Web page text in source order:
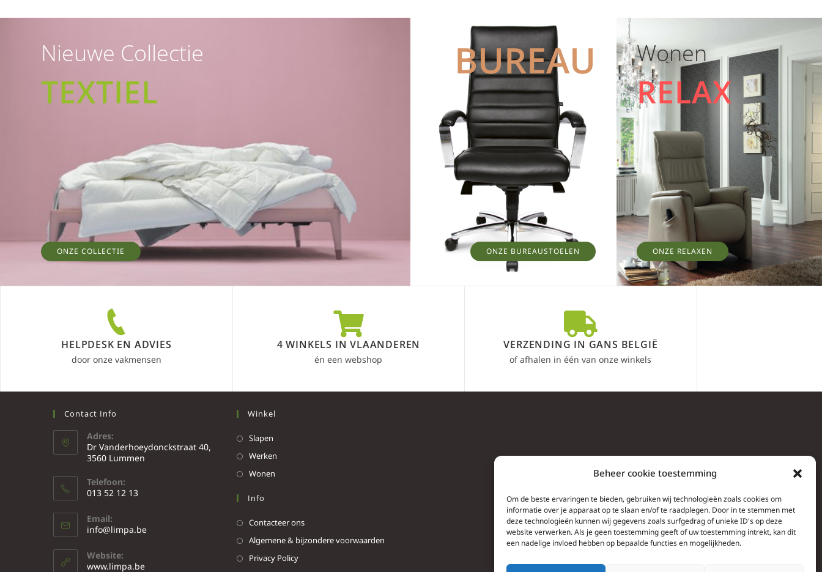
Beheer cookie toestemming
Om de beste ervaringen te bieden, gebruiken wij technologieën zoals cookies om
informatie over je apparaat op te slaan en/of te raadplegen. Door in te stemmen met
deze technologieën kunnen wij gegevens zoals surfgedrag of unieke ID's op deze
website verwerken. Als je geen toestemming geeft of uw toestemming intrekt, kan dit
een nadelige invloed hebben op bepaalde functies en mogelijkheden.
Nieuwe Collectie
TEXTIEL
ONZE COLLECTIE
BUREAU
ONZE BUREAUSTOELEN
Wonen
RELAX
ONZE RELAXEN
HELPDESK EN ADVIES
door onze vakmensen
4 WINKELS IN VLAANDEREN
én een webshop
VERZENDING IN GANS BELGIË
of afhalen in één van onze winkels
Contact Info
Adres:
Dr Vanderhoeydonckstraat 40,
3560 Lummen
Telefoon:
013 52 12 13
Email:
info@limpa.be
Website:
www.limpa.be
Winkel
Slapen
Werken
Wonen
Info
Contacteer ons
Algemene & bijzondere voorwaarden
Privacy Policy